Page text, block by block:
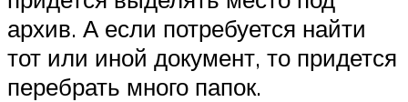
архив. А если потребуется найти
тот или иной документ, то придется
перебрать много папок.